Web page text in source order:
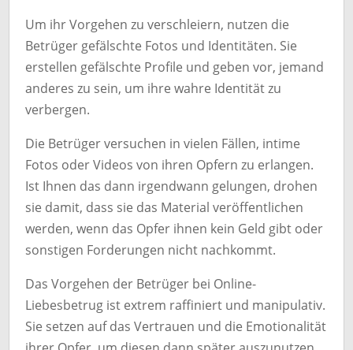
Um ihr Vorgehen zu verschleiern, nutzen die
Betrüger gefälschte Fotos und Identitäten. Sie
erstellen gefälschte Profile und geben vor, jemand
anderes zu sein, um ihre wahre Identität zu
verbergen.
Die Betrüger versuchen in vielen Fällen, intime
Fotos oder Videos von ihren Opfern zu erlangen.
Ist Ihnen das dann irgendwann gelungen, drohen
sie damit, dass sie das Material veröffentlichen
werden, wenn das Opfer ihnen kein Geld gibt oder
sonstigen Forderungen nicht nachkommt.
Das Vorgehen der Betrüger bei Online-
Liebesbetrug ist extrem raffiniert und manipulativ.
Sie setzen auf das Vertrauen und die Emotionalität